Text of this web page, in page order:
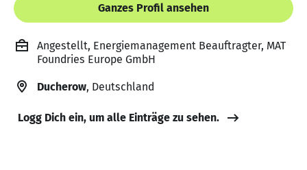
Ganzes Profil ansehen
Angestellt, Energiemanagement Beauftragter, MAT
Foundries Europe GmbH
Ducherow, Deutschland
Logg Dich ein, um alle Einträge zu sehen.